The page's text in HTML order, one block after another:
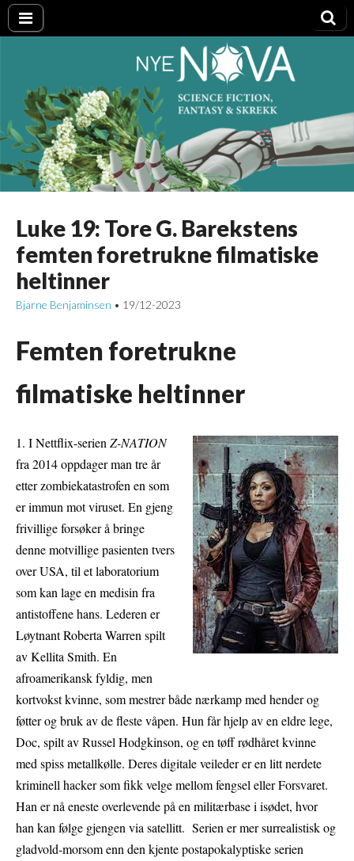
Nye NOVA
Luke 19: Tore G. Barekstens
femten foretrukne filmatiske
heltinner
Bjarne Benjaminsen • 19/12-2023
Femten foretrukne
filmatiske heltinner
1. I Nettflix-serien Z-NATION
fra 2014 oppdager man tre år
etter zombiekatastrofen en som
er immun mot viruset. En gjeng
frivillige forsøker å bringe
denne motvillige pasienten tvers
over USA, til et laboratorium
som kan lage en medisin fra
antistoffene hans. Lederen er
Løytnant Roberta Warren spilt
av Kellita Smith. En
afroamerikansk fyldig, men
kortvokst kvinne, som mestrer både nærkamp med hender og
føtter og bruk av de fleste våpen. Hun får hjelp av en eldre lege,
Doc, spilt av Russel Hodgkinson, og en tøff rødhåret kvinne
med spiss metallkølle. Deres digitale veileder er en litt nerdete
kriminell hacker som fikk velge mellom fengsel eller Forsvaret.
Han er nå eneste overlevende på en militærbase i isødet, hvor
han kan følge gjengen via satellitt. Serien er mer surrealistisk og
gladvold-morsom enn den kjente postapokalyptiske serien